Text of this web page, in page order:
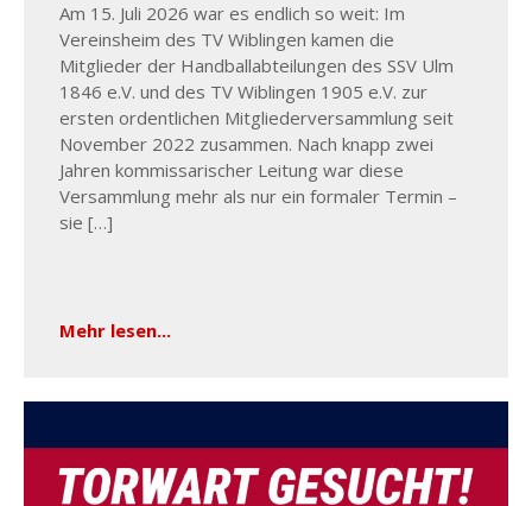
Am 15. Juli 2026 war es endlich so weit: Im
Vereinsheim des TV Wiblingen kamen die
Mitglieder der Handballabteilungen des SSV Ulm
1846 e.V. und des TV Wiblingen 1905 e.V. zur
ersten ordentlichen Mitgliederversammlung seit
November 2022 zusammen. Nach knapp zwei
Jahren kommissarischer Leitung war diese
Versammlung mehr als nur ein formaler Termin –
sie […]
Mehr lesen...